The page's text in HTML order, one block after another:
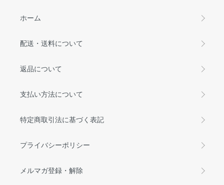
ホーム
配送・送料について
返品について
支払い方法について
特定商取引法に基づく表記
プライバシーポリシー
メルマガ登録・解除